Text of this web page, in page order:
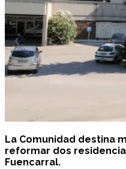
La Comunidad destina
reformar dos
Fuencarral.